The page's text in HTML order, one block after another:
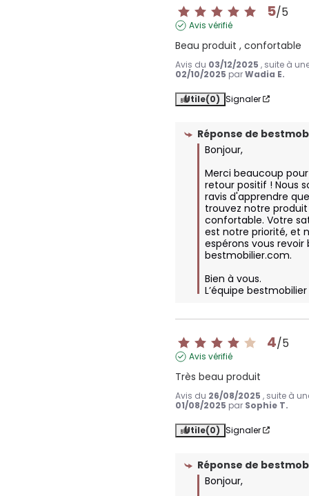
5/5
Avis vérifié
Beau produit , confortable
Avis du 03/12/2025 , suite à
02/10/2025 parWadia E.
Utile(0) Signaler
Réponse de
Bonjour,
Merci beaucoup
retour positif ! Nous
ravis d'apprendre
trouvez notre
confortable. Votre
est notre priorité, et
espérons vous
bestmobilier.com.
Bien à vous.
L’équipe bestmobilier
4/5
Avis vérifié
Très beau produit
Avis du 26/08/2025 , suite à
01/08/2025 par Sophie T.
Utile(0) Signaler
Réponse de
Bonjour,